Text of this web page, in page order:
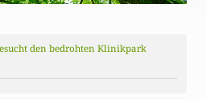
den bedrohten Klinikpark